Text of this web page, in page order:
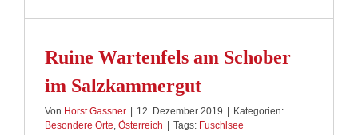
Ruine Wartenfels am Schober
im Salzkammergut
Von Horst Gassner 12. Dezember 2019
Kategorien:
Besondere Orte, Österreich Tags: Fuschlsee